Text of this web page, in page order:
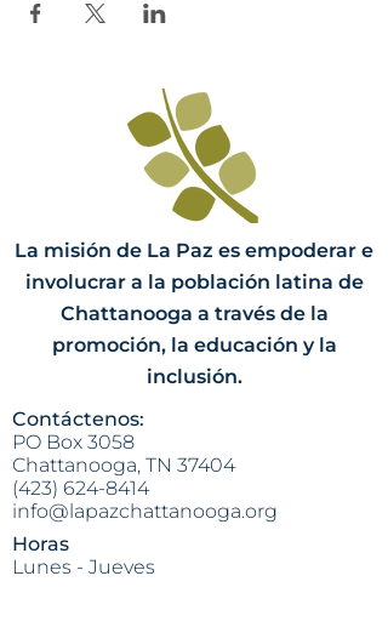
La misión de La Paz es empoderar e
involucrar a la población latina de
Chattanooga a través de la
promoción, la educación y la
inclusión.
Contáctenos:
PO Box 3058
Chattanooga, TN 37404
(423) 624-8414
info@lapazchattanooga.org
Horas
Lunes - Jueves